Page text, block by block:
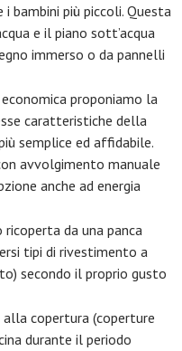
bambini più piccoli. Questa
e il piano sott’acqua
immerso o da pannelli
proponiamo la
caratteristiche della
semplice ed affidabile.
avvolgimento manuale
anche ad energia
da una panca
tipi di rivestimento a
secondo il proprio gusto
copertura (coperture
durante il periodo